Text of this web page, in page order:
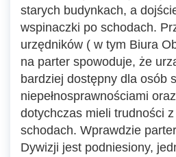
starych budynkach, a
wspinaczki po schodach.
urzędników ( w tym Biura
na parter spowoduje, że
bardziej dostępny dla osób
niepełnosprawnościami
dotychczas mieli trudności
schodach. Wprawdzie
Dywizji jest podniesiony,